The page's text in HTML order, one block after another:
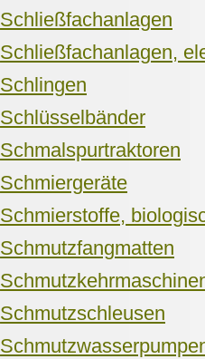
Schließfachanlagen
Schließfachanlagen,
Schlingen
Schlüsselbänder
Schmalspurtraktoren
Schmiergeräte
Schmierstoffe,
Schmutzfangmatten
Schmutzschleusen